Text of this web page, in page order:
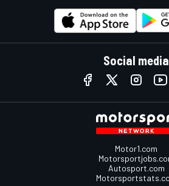
Social media
Motor1.com
Autosport.com